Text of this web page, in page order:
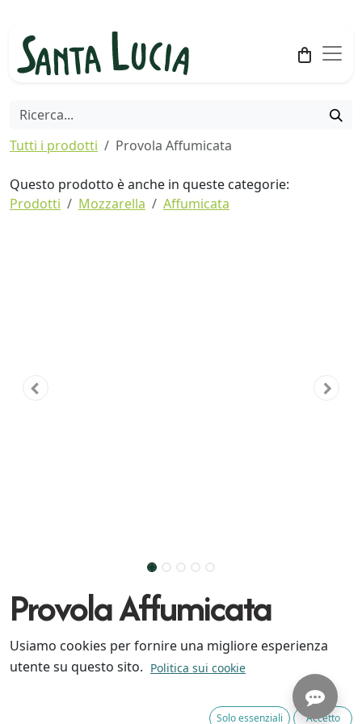
Tutti i prodotti Provola Affumicata
Questo prodotto è anche in queste categorie:
Prodotti
Mozzarella Affumicata
Provola Affumicata
Si tratta di un formaggio da tavola a pasta filata
prodotto con latte di bufala intero e affumicato
Usiamo cookies per fornire una migliore esperienza
utente su questo sito. Politica sui cookie
Solo essenziali Accetto